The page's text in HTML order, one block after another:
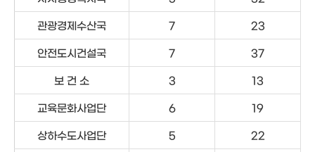
관광경제수산국 7 23
안전도시건설국 7 37
보 건 소 3 13
교육문화사업단 6 19
상하수도사업단 5 22